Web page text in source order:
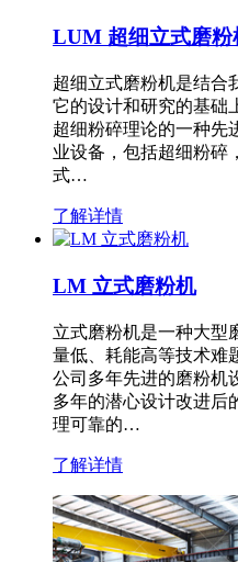
LUM 超细立式磨粉
超细立式磨粉机是结合
它的设计和研究的基础
超细粉碎理论的一种先
业设备，包括超细粉碎
式…
了解详情
LM 立式磨粉机
立式磨粉机是一种大型
量低、耗能高等技术难
公司多年先进的磨粉机
多年的潜心设计改进后
理可靠的…
了解详情